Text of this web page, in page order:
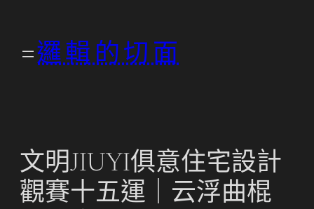
邏輯的切面
文明JIUYI俱意住宅設計
觀賽十五運｜云浮曲棍